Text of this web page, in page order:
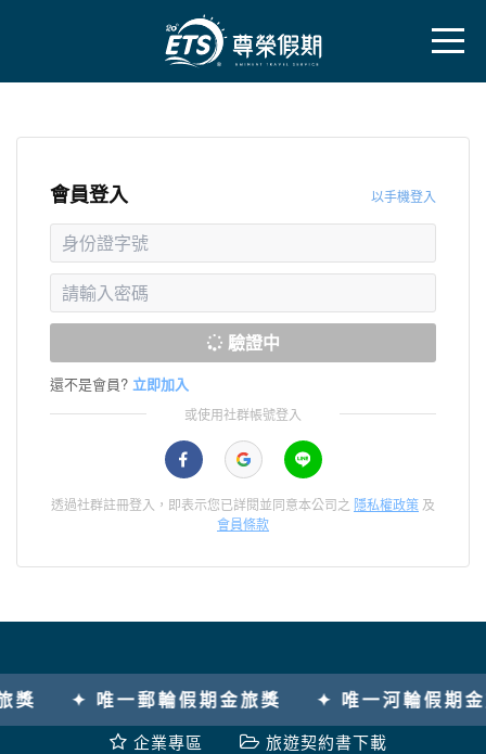
會員登入 以手機登入
驗證中
還不是會員? 立即加入
或使用社群帳號登入
透過社群註冊登入，即表示您已詳閱並同意本公司之 隱私權政策 及
會員條款
✦ 唯一郵輪假期金旅獎 ✦ 唯一河輪假期金
企業專區
旅遊契約書下載